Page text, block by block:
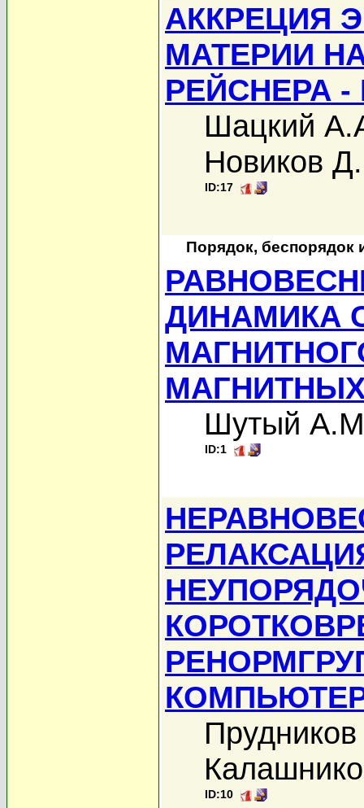
АККРЕЦИЯ
МАТЕРИИ
РЕЙСНЕРА
Шацкий
Новиков Д.
ID:17
Порядок, беспорядок
ДИНАМИКА
Шутый
ID:1
ID:10